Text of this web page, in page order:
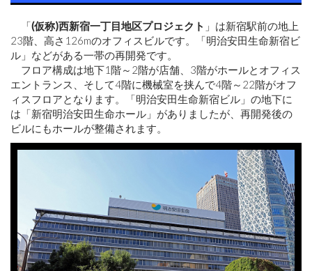
「(仮称)西新宿一丁目地区プロジェクト 」は新宿駅前の地上
23階、高さ126mのオフィスビルです。「明治安田生命新宿ビ
ル」などがある一帯の再開発です。
フロア構成は地下1階～2階が店舗、3階がホールとオフィス
エントランス、そして4階に機械室を挟んで4階～22階がオフ
ィスフロアとなります。「明治安田生命新宿ビル」の地下に
は「新宿明治安田生命ホール」がありましたが、再開発後の
ビルにもホールが整備されます。